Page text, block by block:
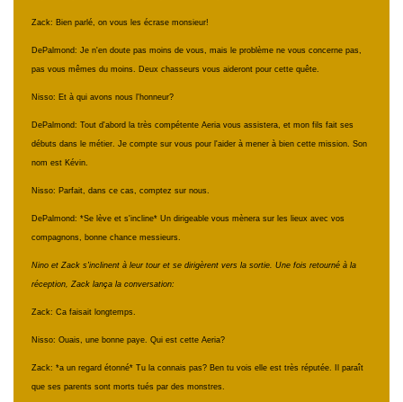
Zack: Bien parlé, on vous les écrase monsieur!
DePalmond: Je n'en doute pas moins de vous, mais le problème ne vous concerne pas,
pas vous mêmes du moins. Deux chasseurs vous aideront pour cette quête.
Nisso: Et à qui avons nous l'honneur?
DePalmond: Tout d'abord la très compétente Aeria vous assistera, et mon fils fait ses
débuts dans le métier. Je compte sur vous pour l'aider à mener à bien cette mission. Son
nom est Kévin.
Nisso: Parfait, dans ce cas, comptez sur nous.
DePalmond: *Se lève et s'incline* Un dirigeable vous mènera sur les lieux avec vos
compagnons, bonne chance messieurs.
Nino et Zack s'inclinent à leur tour et se dirigèrent vers la sortie. Une fois retourné à la
réception, Zack lança la conversation:
Zack: Ca faisait longtemps.
Nisso: Ouais, une bonne paye. Qui est cette Aeria?
Zack: *a un regard étonné* Tu la connais pas? Ben tu vois elle est très réputée. Il paraît
que ses parents sont morts tués par des monstres.